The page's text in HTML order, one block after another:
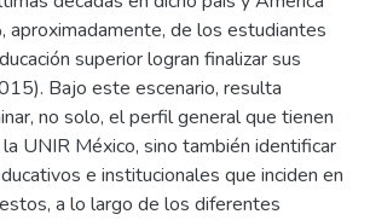
aproximadamente, de los estudiantes
superior logran finalizar sus
Bajo este escenario, resulta
no solo, el perfil general que tienen
UNIR México, sino también identificar
e institucionales que inciden en
a lo largo de los diferentes